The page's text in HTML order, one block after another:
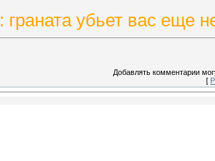
граната убьет вас еще
Добавлять комментарии
[